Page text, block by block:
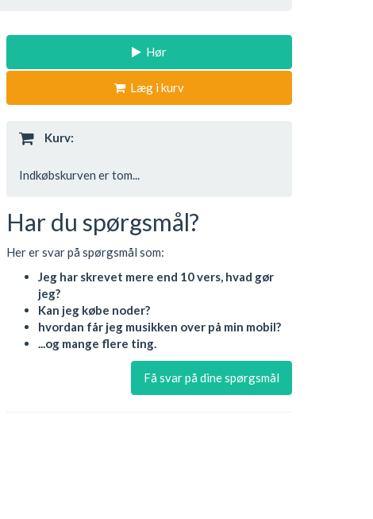
Hør
Læg i kurv
Kurv:
Indkøbskurven er tom...
Har du spørgsmål?
Her er svar på spørgsmål som:
Jeg har skrevet mere end 10 vers, hvad gør
jeg?
Kan jeg købe noder?
hvordan får jeg musikken over på min mobil?
...og mange flere ting.
Få svar på dine spørgsmål